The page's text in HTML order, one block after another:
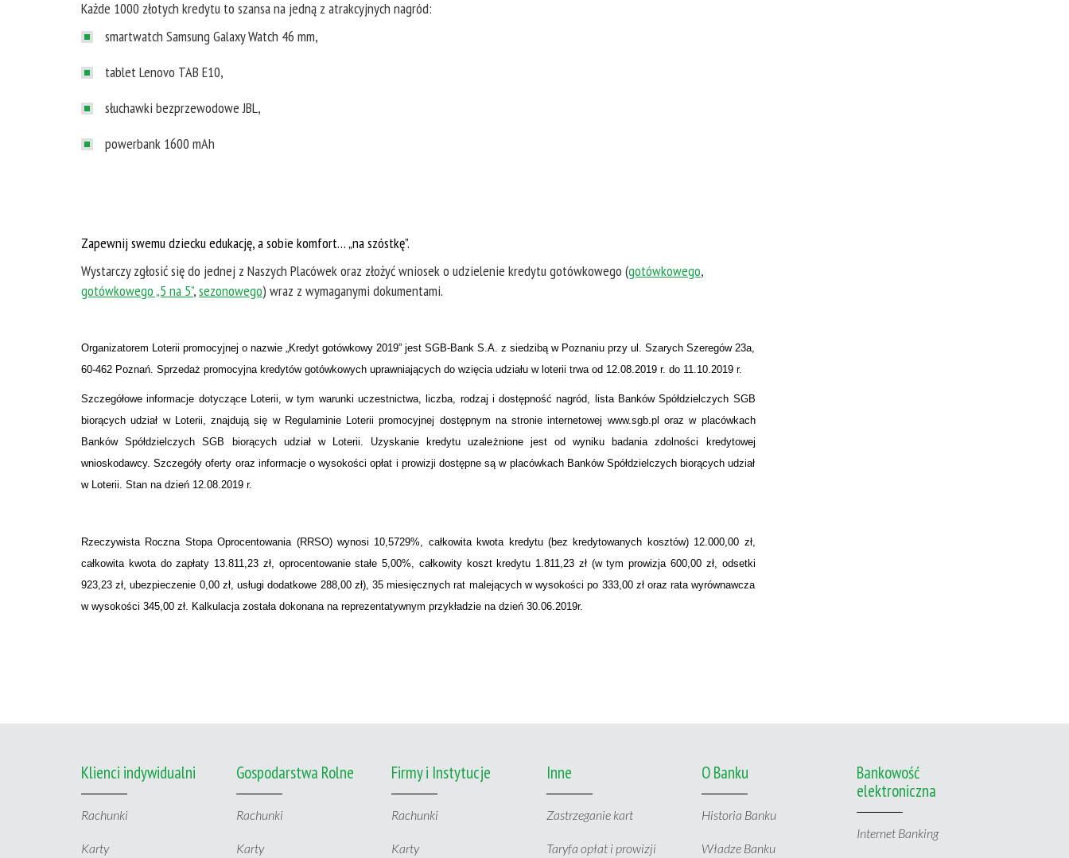
Każde 1000 złotych kredytu to szansa na jedną z atrakcyjnych nagród:
smartwatch Samsung Galaxy Watch 46 mm,
tablet Lenovo TAB E10,
słuchawki bezprzewodowe JBL,
powerbank 1600 mAh
Zapewnij swemu dziecku edukację, a sobie komfort… „na szóstkę”.
Wystarczy zgłosić się do jednej z Naszych Placówek oraz złożyć wniosek o udzielenie kredytu gotówkowego (gotówkowego,
gotówkowego „5 na 5”,sezonowego) wraz z wymaganymi dokumentami.
Organizatorem Loterii promocyjnej o nazwie „Kredyt gotówkowy 2019” jest SGB-Bank S.A. z siedzibą w Poznaniu przy ul. Szarych Szeregów 23a,
60-462 Poznań. Sprzedaż promocyjna kredytów gotówkowych uprawniających do wzięcia udziału w loterii trwa od 12.08.2019 r. do 11.10.2019 r.
Szczegółowe informacje dotyczące Loterii, w tym warunki uczestnictwa, liczba, rodzaj i dostępność nagród, lista Banków Spółdzielczych SGB
biorących udział w Loterii, znajdują się w Regulaminie Loterii promocyjnej dostępnym na stronie internetowej www.sgb.pl oraz w placówkach
Banków Spółdzielczych SGB biorących udział w Loterii. Uzyskanie kredytu uzależnione jest od wyniku badania zdolności kredytowej
wnioskodawcy. Szczegóły oferty oraz informacje o wysokości opłat i prowizji dostępne są w placówkach Banków Spółdzielczych biorących udział
w Loterii. Stan na dzień 12.08.2019 r.
Rzeczywista Roczna Stopa Oprocentowania (RRSO) wynosi 10,5729%, całkowita kwota kredytu (bez kredytowanych kosztów) 12.000,00 zł,
całkowita kwota do zapłaty 13.811,23 zł, oprocentowanie stałe 5,00%, całkowity koszt kredytu 1.811,23 zł (w tym prowizja 600,00 zł, odsetki
923,23 zł, ubezpieczenie 0,00 zł, usługi dodatkowe 288,00 zł), 35 miesięcznych rat malejących w wysokości po 333,00 zł oraz rata wyrównawcza
w wysokości 345,00 zł. Kalkulacja została dokonana na reprezentatywnym przykładzie na dzień 30.06.2019r.
Klienci indywidualni
Rachunki
Karty
Gospodarstwa Rolne
Rachunki
Karty
Firmy i Instytucje
Rachunki
Karty
Inne
Zastrzeganie kart
Taryfa opłat i prowizji
O Banku
Historia Banku
Władze Banku
Bankowość
elektroniczna
Internet Banking